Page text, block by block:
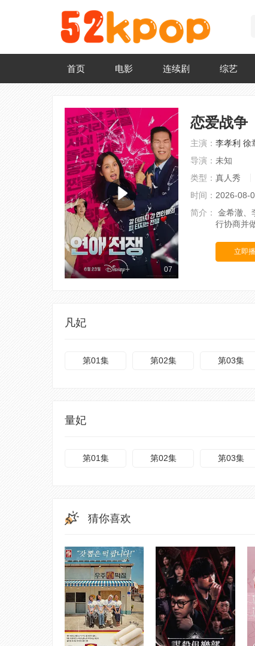
首页 电影 连续剧 综艺
07
恋爱战争
主演： 李孝利 徐
导演： 未知
类型： 真人秀
时间： 2026-08-
简介：
金希澈、
行协商并
立即
凡妃
第01集 第02集 第03集
量妃
第01集 第02集 第03集
猜你喜欢